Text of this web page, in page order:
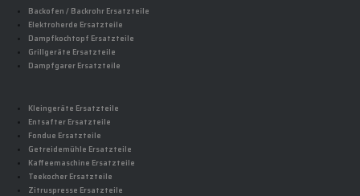
Backofen / Backrohr Ersatzteile
Elektroherde Ersatzteile
Dampfkochtopf Ersatzteile
Grillgeräte Ersatzteile
Dampfgarer Ersatzteile
Kleingeräte Ersatzteile
Entsafter Ersatzteile
Fondue Ersatzteile
Getreidemühle Ersatzteile
Kaffeemaschine Ersatzteile
Teekocher Ersatzteile
Zitruspresse Ersatzteile